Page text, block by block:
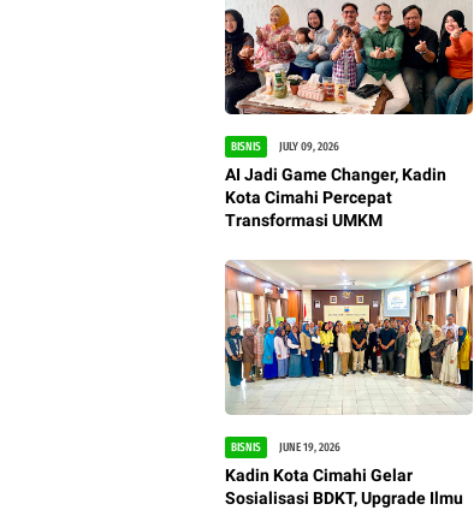
BISNIS JULY 09, 2026
AI Jadi Game Changer, Kadin
Kota Cimahi Percepat
Transformasi UMKM
BISNIS JUNE 19, 2026
Kadin Kota Cimahi Gelar
Sosialisasi BDKT, Upgrade Ilmu